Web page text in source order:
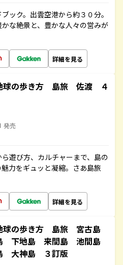
ック。出雲空港から約３０分。
な絶景と、豊かな人々の営みが
詳細を見る
球の歩き方 島旅 佐渡 ４
発売
遊び方、カルチャーまで、島の
力をギュッと凝縮。さあ島旅
詳細を見る
球の歩き方 島旅 宮古島
下地島 来間島 池間島
大神島 ３訂版